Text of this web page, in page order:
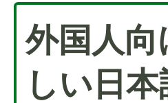
外国人
しい日本